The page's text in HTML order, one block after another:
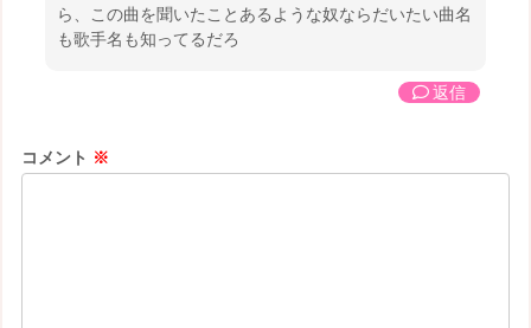
ら、この曲を聞いたことあるような奴ならだいたい曲名
も歌手名も知ってるだろ
返信
コメント ※